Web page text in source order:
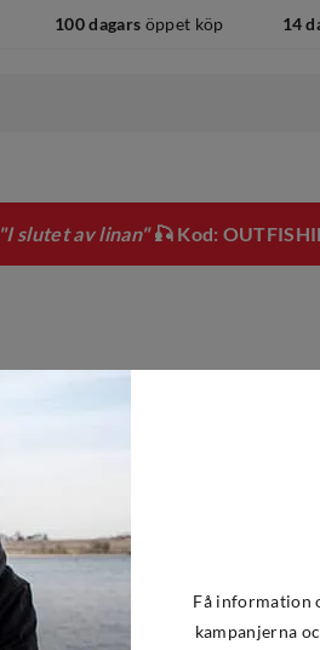
100 dagars öppet köp 14
"I slutet av linan"🎣 Kod:
Få information
kampanjerna